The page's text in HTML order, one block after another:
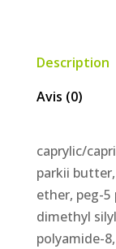
Description
Avis (0)
caprylic/
parkii
ether, peg-
dimethyl
polyamide-